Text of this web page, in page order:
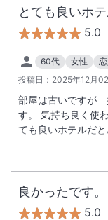
とても良いホテ
5.0
60代 女性
投稿日： 2025年12月
部屋は古いですが
す。 気持ち良く使
ても良いホテルだと
良かったです。
5.0